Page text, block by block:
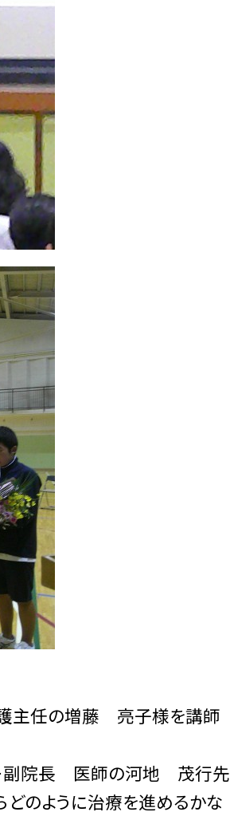
主任の増藤 亮子様を講師
副院長 医師の河地 茂行先
どのように治療を進めるかな